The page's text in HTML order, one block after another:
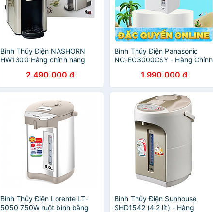
Bình Thủy Điện NASHORN
HW1300 Hàng chính hãng
2.490.000 đ
Bình Thủy Điện Panasonic
NC-EG3000CSY - Hàng Chính
1.990.000 đ
Bình Thủy Điện Lorente LT-
5050 750W ruột bình bằng
Bình Thủy Điện Sunhouse
SHD1542 (4.2 lít) - Hàng